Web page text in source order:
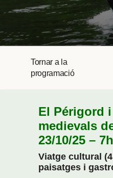
Tornar a la
programació
El Périgord
medievals
23/10/25 – 7h
Viatge cultural
paisatges i